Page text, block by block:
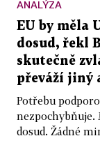
ANALÝZA
EU by měla
dosud, řekl
skutečně
převáží jiný
Potřebu
nezpochybňuje.
dosud. Žádné